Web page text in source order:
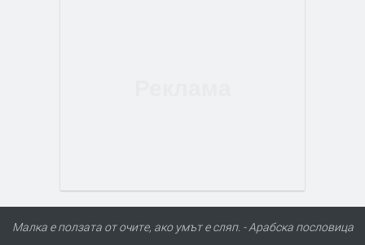
Малка е ползата от очите, ако умът е сляп. - Арабска пословица